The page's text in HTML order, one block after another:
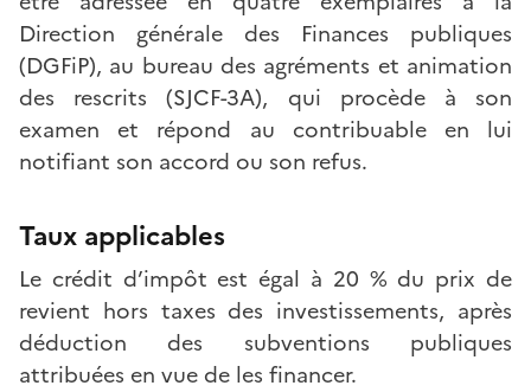
Direction générale des Finances publiques
(DGFiP), au bureau des agréments et animation
des rescrits (SJCF-3A), qui procède à son
examen et répond au contribuable en lui
notifiant son accord ou son refus.
Taux applicables
Le crédit d’impôt est égal à 20 % du prix de
revient hors taxes des investissements, après
déduction des subventions publiques
attribuées en vue de les financer.